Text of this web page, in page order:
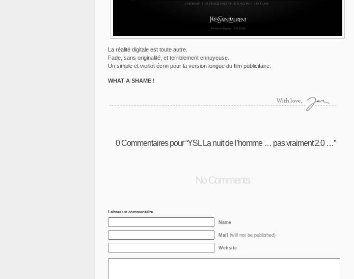
La réalité digitale est toute autre.
Fade, sans originalité, et terriblement ennuyeuse.
Un simple et vieillot écrin pour la version longue du film publicitaire.
WHAT A SHAME !
0Commentaires pour “YSL La nuit de l’homme … pas vraiment 2.0 …”
No Comments
Laisser un commentaire
Name
Mail (will not be published)
Website